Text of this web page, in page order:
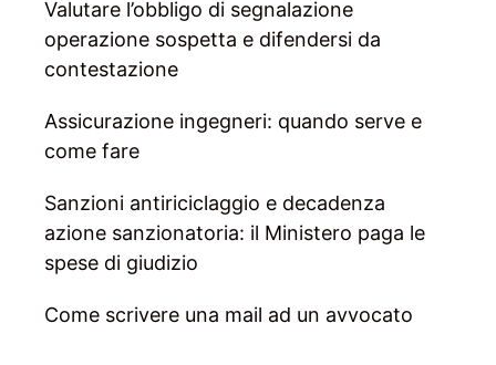
Valutare l’obbligo di segnalazione
operazione sospetta e difendersi da
contestazione
Assicurazione ingegneri: quando serve e
come fare
Sanzioni antiriciclaggio e decadenza
azione sanzionatoria: il Ministero paga le
spese di giudizio
Come scrivere una mail ad un avvocato